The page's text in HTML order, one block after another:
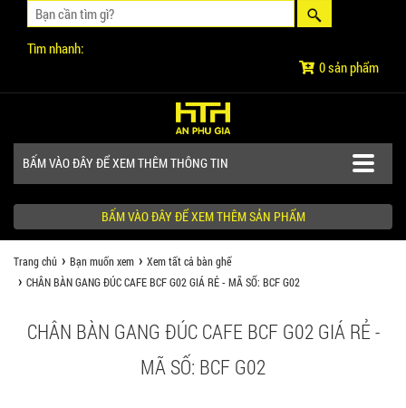
Tìm nhanh:
0 sản phẩm
BẤM VÀO ĐÂY ĐỂ XEM THÊM THÔNG TIN
SẢN PHẨM
KHÁCH HÀNG NÊN BIẾT
BẤM VÀO ĐÂY ĐỂ XEM THÊM SẢN PHẨM
Trang chủ Bạn muốn xem
Xem tất cả bàn ghế
CHÂN BÀN GANG ĐÚC CAFE BCF G02 GIÁ RẺ - MÃ SỐ: BCF G02
CHÂN BÀN GANG ĐÚC CAFE BCF G02 GIÁ RẺ -
MÃ SỐ: BCF G02